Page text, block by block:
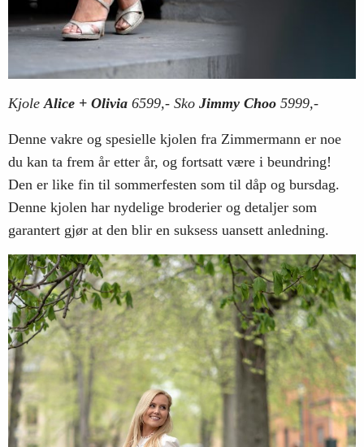
KjoleAlice + Olivia 6599,- Sko Jimmy Choo 5999,-
Denne vakre og spesielle kjolen fra Zimmermann er noe
du kan ta frem år etter år, og fortsatt være i beundring!
Den er like fin til sommerfesten som til dåp og bursdag.
Denne kjolen har nydelige broderier og detaljer som
garantert gjør at den blir en suksess uansett anledning.